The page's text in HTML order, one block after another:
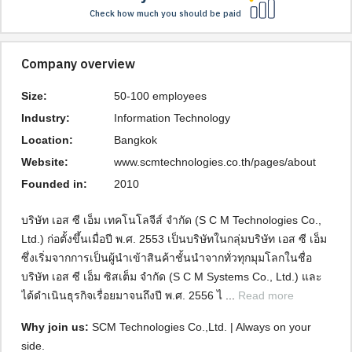
Check how much you should be paid
Company overview
Size:
50-100 employees
Industry:
Information Technology
Location:
Bangkok
Website:
www.scmtechnologies.co.th/pages/about
Founded in:
2010
บริษัท เอส ซี เอ็ม เทคโนโลจีส์ จำกัด (S C M Technologies Co.,
Ltd.) ก่อตั้งขึ้นเมื่อปี พ.ศ. 2553 เป็นบริษัทในกลุ่มบริษัท เอส ซี เอ็ม
ซึ่งเริ่มจากการเป็นผู้นำเข้าสินค้าชั้นนำจากทั่วทุกมุมโลกในชื่อ
บริษัท เอส ซี เอ็ม ซิสเต็ม จำกัด (S C M Systems Co., Ltd.) และ
ได้ดำเนินธุรกิจเรื่อยมาจนถึงปี พ.ศ. 2556 ไ ... Read more
Why join us: SCM Technologies Co.,Ltd. | Always on your
side.